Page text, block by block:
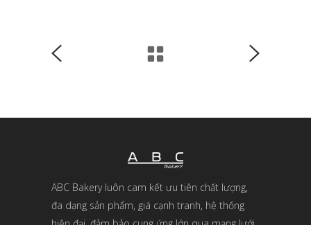
ABC Bakery luôn cam kết ưu tiên chất lượng,
đa dạng sản phẩm, giá cạnh tranh, hệ thống